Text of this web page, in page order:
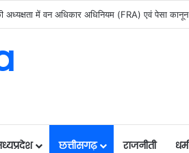
छत्तीसगढ़ राजनीती धर्म